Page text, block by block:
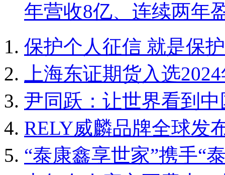
年营收8亿、连续两年
保护个人征信 就是保
上海东证期货入选
尹同跃：让世界看到
RELY威麟品牌全球发
“泰康鑫享世家”携手“